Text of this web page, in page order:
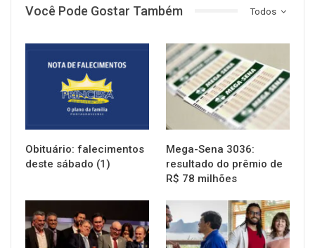
Todos
Você Pode Gostar Também
Obituário: falecimentos
deste sábado (1)
NOTÍCIAS
Mega-Sena 3036:
resultado do prêmio de
R$ 78 milhões
NOTÍCIAS NOTÍCIAS